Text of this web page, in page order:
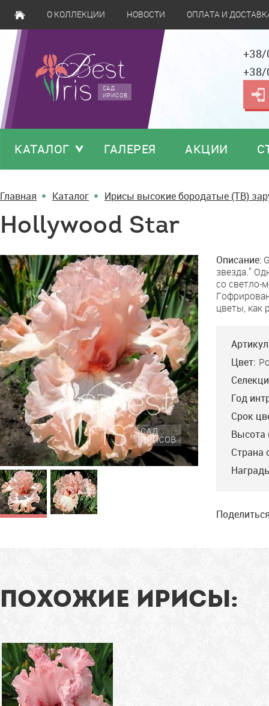
О КОЛЛЕКЦИИ НОВОСТИ ОПЛАТА И
САД
ИРИСОВ
КАТАЛОГ ГАЛЕРЕЯ АКЦИИ
Главная Каталог Ирисы высокие бородатые (TB)
Hollywood Star
Hollywood
Star
Описание:
звезда."
со светло-
цветы, как
Цвет:
Год
Срок
Высота
Страна
ПОХОЖИЕ ИРИСЫ:
In the Morning
Innerst'04, EM, 91.
Совершенный розовый
ирис с розовыми
бородками.
Гофрированный и
2004